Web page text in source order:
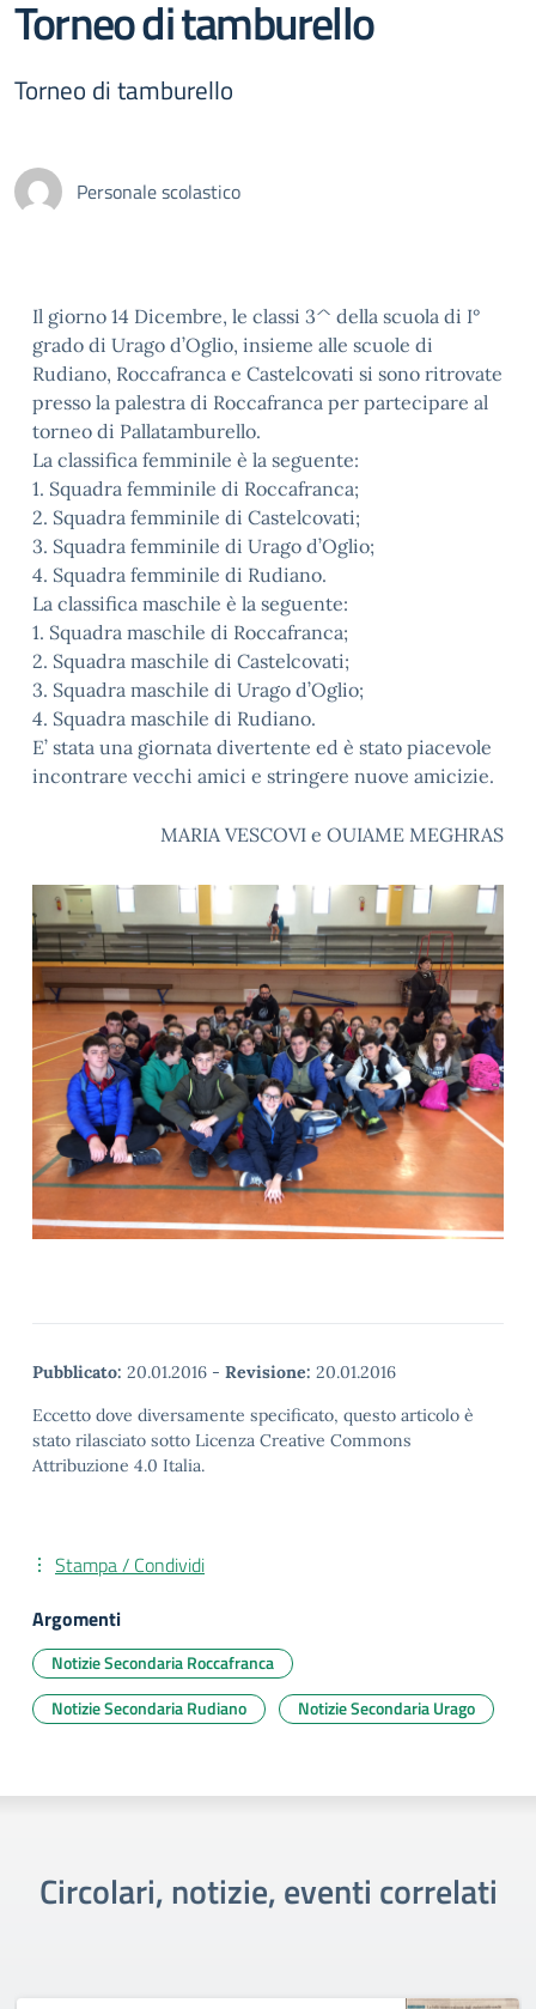
Torneo di tamburello
Torneo di tamburello
Personale scolastico
Il giorno 14 Dicembre, le classi 3^ della scuola di I°
grado di Urago d’Oglio, insieme alle scuole di
Rudiano, Roccafranca e Castelcovati si sono ritrovate
presso la palestra di Roccafranca per partecipare al
torneo di Pallatamburello.
La classifica femminile è la seguente:
1. Squadra femminile di Roccafranca;
2. Squadra femminile di Castelcovati;
3. Squadra femminile di Urago d’Oglio;
4. Squadra femminile di Rudiano.
La classifica maschile è la seguente:
1. Squadra maschile di Roccafranca;
2. Squadra maschile di Castelcovati;
3. Squadra maschile di Urago d’Oglio;
4. Squadra maschile di Rudiano.
E’ stata una giornata divertente ed è stato piacevole
incontrare vecchi amici e stringere nuove amicizie.
MARIA VESCOVI e OUIAME MEGHRAS
Pubblicato: 20.01.2016 - Revisione: 20.01.2016
Eccetto dove diversamente specificato, questo articolo è
stato rilasciato sotto Licenza Creative Commons
Attribuzione 4.0 Italia.
Stampa / Condividi
Argomenti
Notizie Secondaria Roccafranca
Notizie Secondaria Rudiano
Notizie Secondaria Urago
Circolari, notizie, eventi correlati